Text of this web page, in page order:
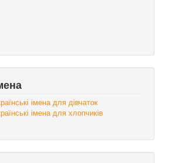
імена для дівчаток
імена для хлопчиків